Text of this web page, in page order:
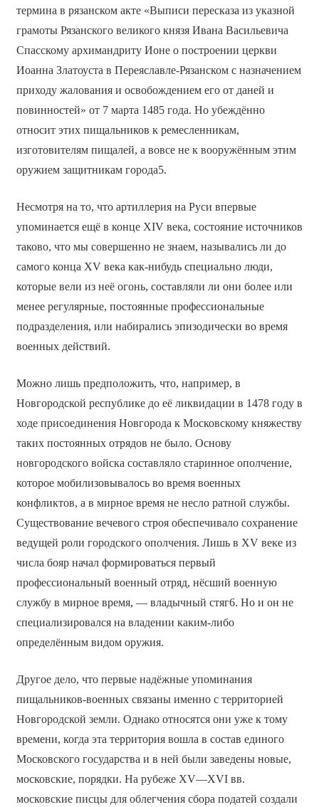
термина в рязанском акте «Выписи пересказа из указной
грамоты Рязанского великого князя Ивана Васильевича
Спасскому архимандриту Ионе о построении церкви
Иоанна Златоуста в Переяславле-Рязанском с назначением
приходу жалования и освобождением его от даней и
повинностей» от 7 марта 1485 года. Но убеждённо
относит этих пищальников к ремесленникам,
изготовителям пищалей, а вовсе не к вооружённым этим
оружием защитникам города5.
Несмотря на то, что артиллерия на Руси впервые
упоминается ещё в конце XIV века, состояние источников
таково, что мы совершенно не знаем, назывались ли до
самого конца XV века как-нибудь специально люди,
которые вели из неё огонь, составляли ли они более или
менее регулярные, постоянные профессиональные
подразделения, или набирались эпизодически во время
военных действий.
Можно лишь предположить, что, например, в
Новгородской республике до её ликвидации в 1478 году в
ходе присоединения Новгорода к Московскому княжеству
таких постоянных отрядов не было. Основу
новгородского войска составляло старинное ополчение,
которое мобилизовывалось во время военных
конфликтов, а в мирное время не несло ратной службы.
Существование вечевого строя обеспечивало сохранение
ведущей роли городского ополчения. Лишь в XV веке из
числа бояр начал формироваться первый
профессиональный военный отряд, нёсший военную
службу в мирное время, — владычный стяг6. Но и он не
специализировался на владении каким-либо
определённым видом оружия.
Другое дело, что первые надёжные упоминания
пищальников-военных связаны именно с территорией
Новгородской земли. Однако относятся они уже к тому
времени, когда эта территория вошла в состав единого
Московского государства и в ней были заведены новые,
московские, порядки. На рубеже XV—XVI вв.
московские писцы для облегчения сбора податей создали